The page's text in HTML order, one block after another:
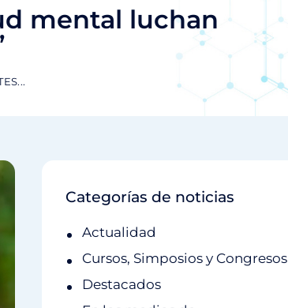
mental luchan
Categorías de noticias
Actualidad
Cursos, Simposios y Congresos
Destacados